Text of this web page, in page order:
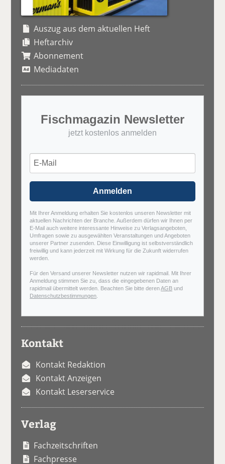
Auszug aus dem aktuellen Heft
Heftarchiv
Abonnement
Mediadaten
Fischmagazin Newsletter
jetzt kostenlos anmelden
Anmelden
Mit Ihrer Anmeldung erhalten Sie kostenlos unseren Newsletter mit
aktuellen Nachrichten der Branche. Außerdem dürfen wir Ihnen per
E-Mail auch weitere interessante Hinweise zu Verlagsangeboten,
Umfragen sowie zu ausgewählten Veranstaltungen und Angeboten
unserer Partner zusenden. Diese Einwilligung ist selbstverständlich
freiwillig und kann jederzeit mit Wirkung für die Zukunft widerrufen
werden.
Für den Versand unserer Newsletter nutzen wir rapidmail. Mit Ihrer
Anmeldung stimmen Sie zu, dass die eingegebenen Daten an
rapidmail übermittelt werden. Beachten Sie bitte derenAGB und
Datenschutzbestimmungen
Kontakt
Kontakt Redaktion
Kontakt Anzeigen
Kontakt Leserservice
Verlag
Fachzeitschriften
Fachpresse